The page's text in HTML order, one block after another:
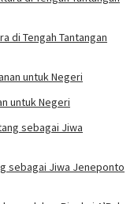
di Tengah Tantangan
untuk Negeri
sebagai Jiwa Jeneponto